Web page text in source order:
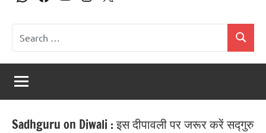
Sadhguru on Diwali : इस दीपावली पर जरूर करें सद्गुरु